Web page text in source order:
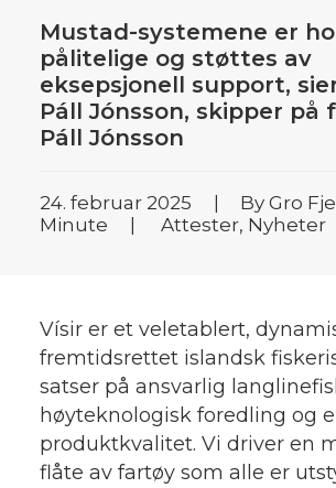
Mustad-systemene er
pålitelige og støttes av
eksepsjonell support,
Páll Jónsson, skipper på
Páll Jónsson
24. februar 2025 ByGro
Minute
Attester, Nyheter
Vísir er et veletablert,
fremtidsrettet islandsk
satser på ansvarlig
høyteknologisk foredling og
produktkvalitet. Vi driver en
flåte av fartøy som alle er